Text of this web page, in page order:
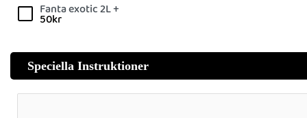
Fanta exotic 2L +
50kr
Speciella Instruktioner